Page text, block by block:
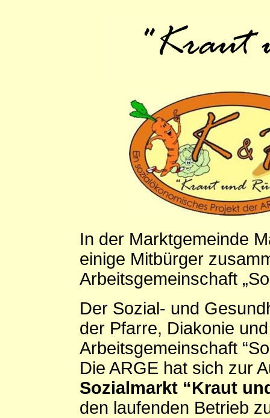
In der Marktgemeinde
einige Mitbürger
Arbeitsgemeinschaft
Der Sozial- und
der Pfarre, Diakonie
Arbeitsgemeinschaft
Die ARGE hat sich zur
Sozialmarkt “Kraut
den laufenden Betrieb